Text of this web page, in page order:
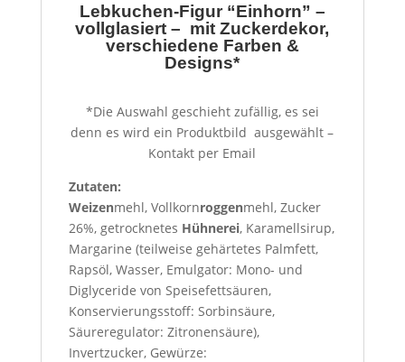
Lebkuchen-Figur “Einhorn” –
vollglasiert – mit Zuckerdekor,
verschiedene Farben &
Designs*
*Die Auswahl geschieht zufällig, es sei
denn es wird ein Produktbild ausgewählt –
Kontakt per Email
Zutaten:
Weizenmehl, Vollkornroggenmehl, Zucker
26%, getrocknetes Hühnerei, Karamellsirup,
Margarine (teilweise gehärtetes Palmfett,
Rapsöl, Wasser, Emulgator: Mono- und
Diglyceride von Speisefettsäuren,
Konservierungsstoff: Sorbinsäure,
Säureregulator: Zitronensäure),
Invertzucker, Gewürze: